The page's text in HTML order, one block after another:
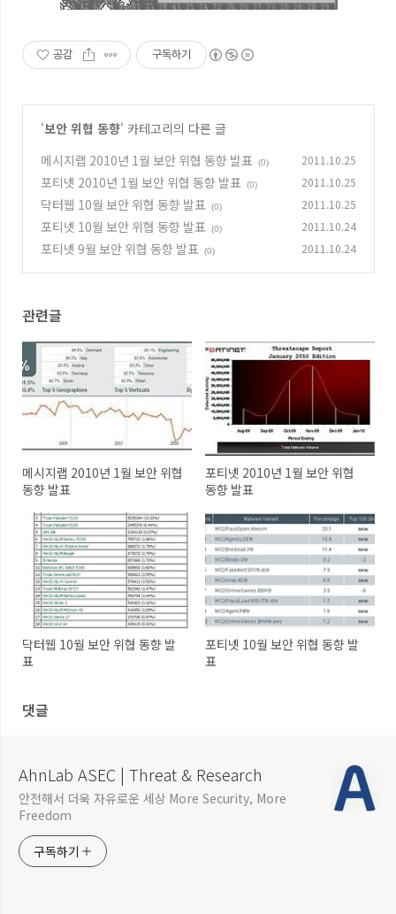
공감 구독하기
'보안 위협 동향' 카테고리의 다른 글
메시지랩 2010년 1월 보안 위협 동향 발표
(0) 2011.10.25
포티넷 2010년 1월 보안 위협 동향 발표 (0) 2011.10.25
닥터웹 10월 보안 위협 동향 발표 (0) 2011.10.25
포티넷 10월 보안 위협 동향 발표 (0) 2011.10.24
포티넷 9월 보안 위협 동향 발표 (0) 2011.10.24
관련글
메시지랩 2010년 1월 보안 위협
동향 발표
포티넷 2010년 1월 보안 위협
동향 발표
닥터웹 10월 보안 위협 동향 발
표
포티넷 10월 보안 위협 동향 발
표
댓글
AhnLab ASEC | Threat & Research
안전해서 더욱 자유로운 세상 More Security, More
Freedom
구독하기